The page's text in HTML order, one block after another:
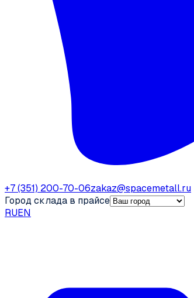
+7 (351) 200-70-06zakaz@spacemetall.ru
Город склада в прайсе
RUEN